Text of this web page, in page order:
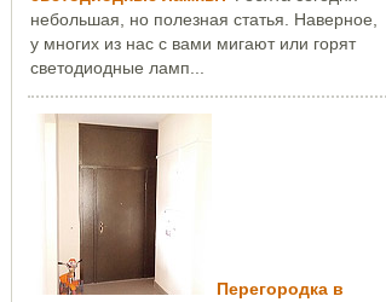
небольшая, но полезная статья. Наверное,
у многих из нас с вами мигают или горят
светодиодные ламп...
Перегородка в